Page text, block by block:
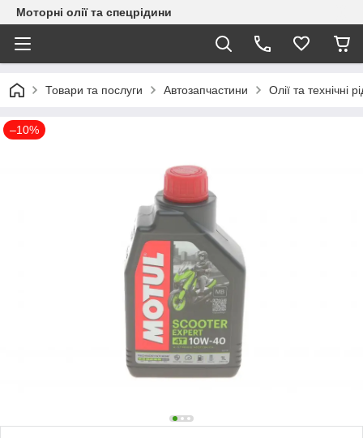
Моторні олії та спецрідини
Товари та послуги Автозапчастини Олії та технічні
–10%